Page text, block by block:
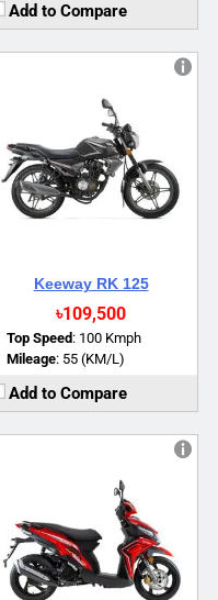
Add to Compare
Keeway RK 125
৳109,500
Top Speed : 100 Kmph
Mileage: 55 (KM/L)
Add to Compare
Torque:6.3kW/7500rpm
Top Speed:100 Kmph (Approx)
Mileage:50 kmpl (Approx)
Brakes:Single Disc
Top Speed:120 Kmph (Approx)
Mileage:40 kmpl (Approx)
Brakes:CBS Braking
View Details →